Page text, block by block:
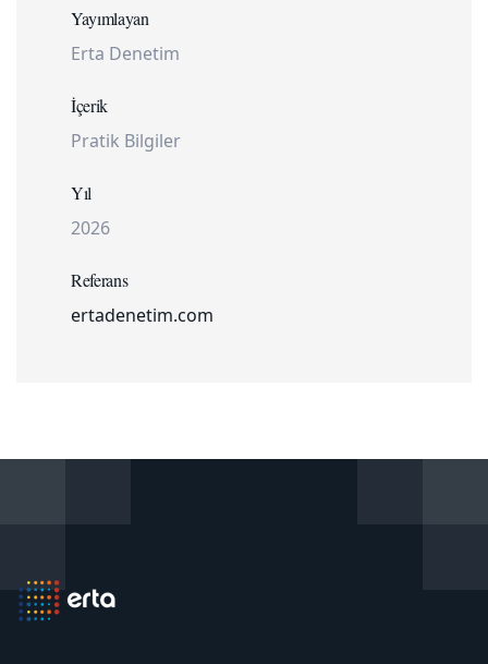
Yayımlayan
Erta Denetim
İçerik
Pratik Bilgiler
Yıl
2026
Referans
ertadenetim.com